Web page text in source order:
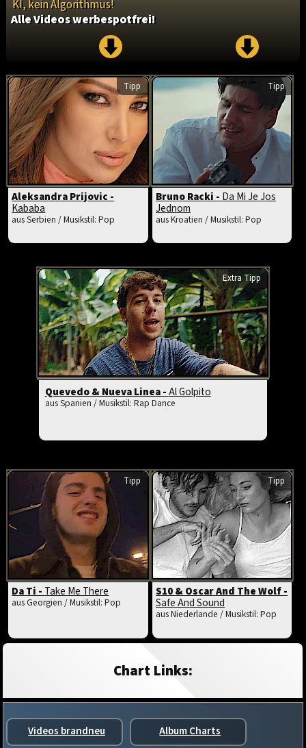
KI, kein Algorithmus!
Alle Videos werbespotfrei!
Tipp
Aleksandra Prijovic -
Kababa
aus Serbien / Musikstil: Pop
Tipp
Bruno Racki - Da Mi Je Jos
Jednom
aus Kroatien / Musikstil: Pop
Extra Tipp
Quevedo & Nueva Linea -Al Golpito
aus Spanien / Musikstil: Rap Dance
Tipp
Da Ti -Take Me There
aus Georgien / Musikstil: Pop
Tipp
S10 & Oscar And The Wolf -
Safe And Sound
aus Niederlande / Musikstil: Pop
Chart Links:
Videos brandneu Album Charts